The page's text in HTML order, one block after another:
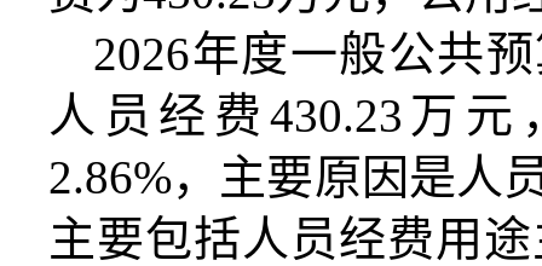
2026年度一般公共
人员经费 430.23 万元
2.86%，主要原因是人
主要包括人员经费用